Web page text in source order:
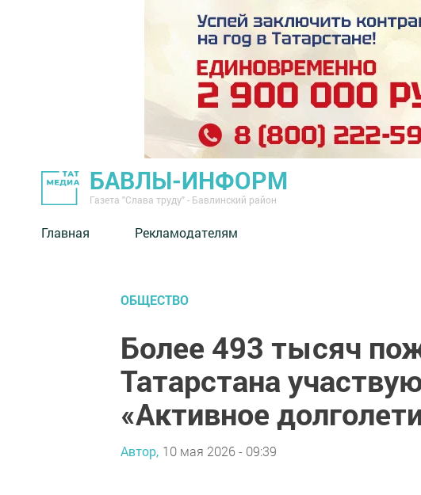
БАВЛЫ-ИНФОРМ
Газета "Слава труду" - Бавлинский район
Главная Рекламодателям
ОБЩЕСТВО
Более 493 тысяч
Татарстана
«Активное
Автор, 10 мая 2026 - 09:39